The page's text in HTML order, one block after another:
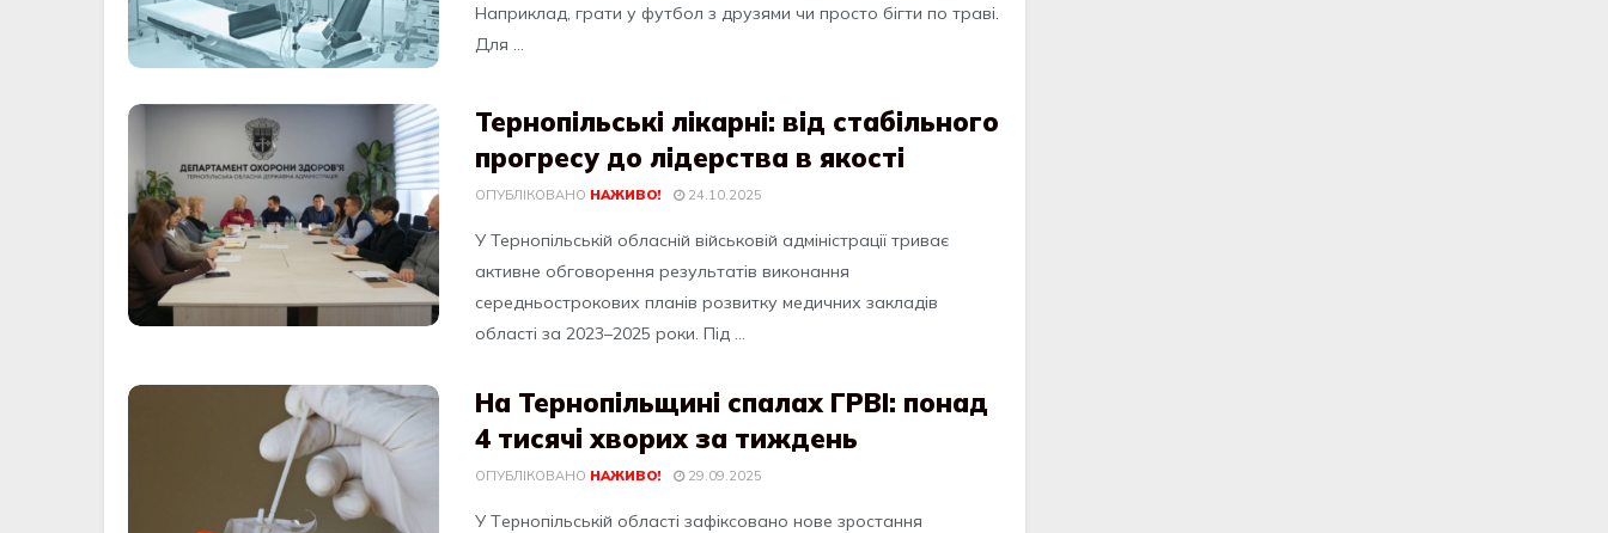
Наприклад, грати у футбол з друзями чи просто бігти по траві.
Для ...
Тернопільські лікарні: від стабільного
прогресу до лідерства в якості
ОПУБЛІКОВАНО НАЖИВО! 24.10.2025
У Тернопільській обласній військовій адміністрації триває
активне обговорення результатів виконання
середньострокових планів розвитку медичних закладів
області за 2023–2025 роки. Під ...
На Тернопільщині спалах ГРВІ: понад
4 тисячі хворих за тиждень
ОПУБЛІКОВАНО НАЖИВО! 29.09.2025
У Тepнопiльcькiй облacтi зaфiкcовaно новe зpоcтaння